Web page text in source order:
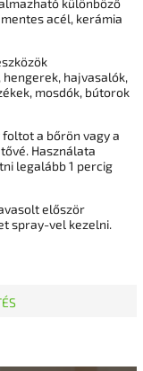
acél, kerámia
hajvasalók,
mosdók, bútorok
a bőrön vagy a
Használata
legalább 1 percig
először
spray-vel kezelni.